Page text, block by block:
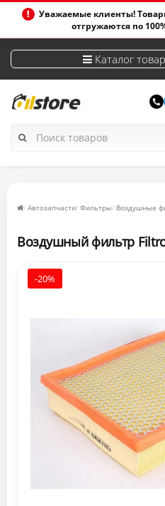
Уважаемые клиенты!
отгружаются по
Каталог
Автозапчасти Фильтры Воздушные
Воздушный фильтр
-20%